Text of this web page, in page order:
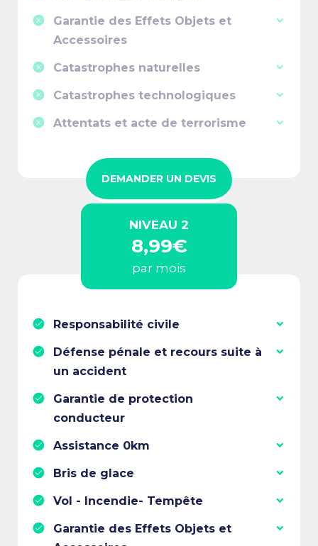
Garantie des Effets Objets et
Accessoires
Catastrophes naturelles
Catastrophes technologiques
Attentats et acte de terrorisme
DEMANDER UN DEVIS
NIVEAU 2
8,99€
par mois
Responsabilité civile
Défense pénale et recours suite à
un accident
Garantie de protection
conducteur
Assistance 0km
Bris de glace
Vol - Incendie- Tempête
Garantie des Effets Objets et